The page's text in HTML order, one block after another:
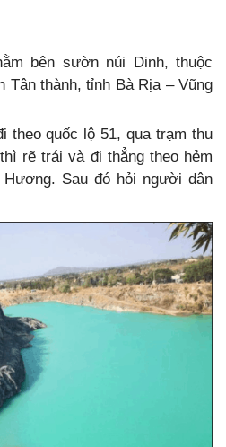
bên sườn núi Dinh, thuộc
Tân thành, tỉnh Bà Rịa – Vũng
theo quốc lộ 51, qua trạm thu
rẽ trái và đi thẳng theo hẻm
Sau đó hỏi người dân